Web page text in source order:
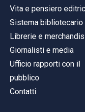
Vita e pensiero
Sistema bibliotecario
Librerie e
Giornalisti e media
Ufficio rapporti con il
pubblico
Contatti